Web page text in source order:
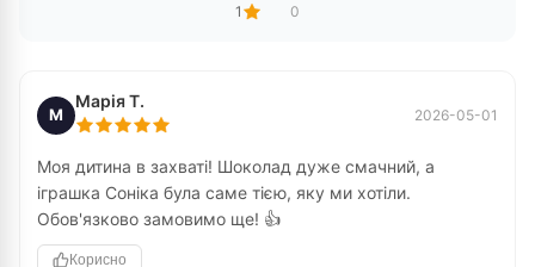
1
0
М
Марія Т.
2026-05-01
Моя дитина в захваті! Шоколад дуже смачний, а
іграшка Соніка була саме тією, яку ми хотіли.
Обов'язково замовимо ще! 👍
Корисно